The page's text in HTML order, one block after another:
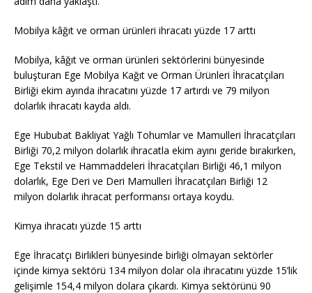
Mobilya kâğıt ve orman ürünleri ihracatı yüzde 17 arttı
Mobilya, kâğıt ve orman ürünleri sektörlerini bünyesinde
buluşturan Ege Mobilya Kağıt ve Orman Ürünleri İhracatçıları
Birliği ekim ayında ihracatını yüzde 17 artırdı ve 79 milyon
dolarlık ihracatı kayda aldı.
Ege Hububat Bakliyat Yağlı Tohumlar ve Mamulleri İhracatçıları
Birliği 70,2 milyon dolarlık ihracatla ekim ayını geride bırakırken,
Ege Tekstil ve Hammaddeleri İhracatçıları Birliği 46,1 milyon
dolarlık, Ege Deri ve Deri Mamulleri İhracatçıları Birliği 12
milyon dolarlık ihracat performansı ortaya koydu.
Kimya ihracatı yüzde 15 arttı
Ege İhracatçı Birlikleri bünyesinde birliği olmayan sektörler
içinde kimya sektörü 134 milyon dolar ola ihracatını yüzde 15’lik
gelişimle 154,4 milyon dolara çıkardı. Kimya sektörünü 90